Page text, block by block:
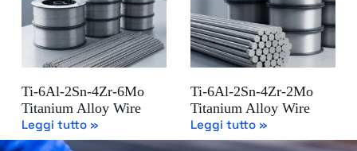
Ti-6Al-2Sn-4Zr-6Mo
Titanium Alloy Wire
Leggi tutto »
Ti-6Al-2Sn-4Zr-2Mo
Titanium Alloy Wire
Leggi tutto »